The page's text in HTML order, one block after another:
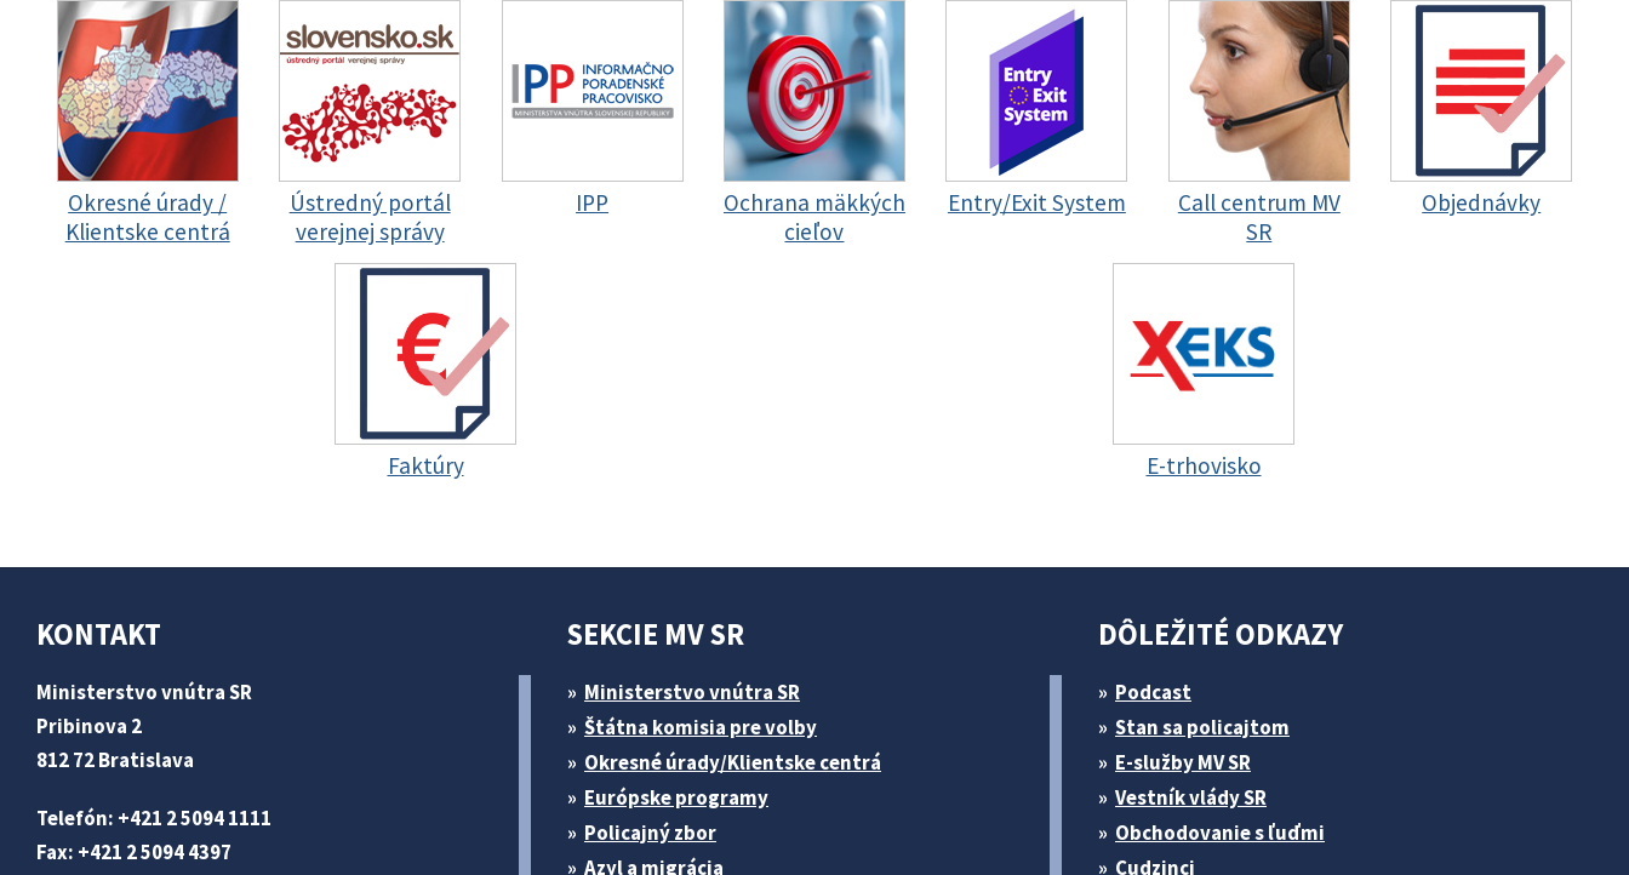
Okresné úrady /
Klientske centrá
Ústredný portál
verejnej správy
IPP
Ochrana mäkkých
cieľov
Entry/Exit System
Call centrum MV
SR
Objednávky
Faktúry E-trhovisko
KONTAKT
Ministerstvo vnútra SR
Pribinova 2
812 72 Bratislava
Telefón: +421 2 5094 1111
Fax: +421 2 5094 4397
SEKCIE MV SR
Ministerstvo vnútra SR
Štátna komisia pre volby
Okresné úrady/Klientske centrá
Európske programy
Policajný zbor
Azyl a migrácia
DÔLEŽITÉ ODKAZY
Podcast
Stan sa policajtom
E-služby MV SR
Vestník vlády SR
Obchodovanie s ľuďmi
Cudzinci